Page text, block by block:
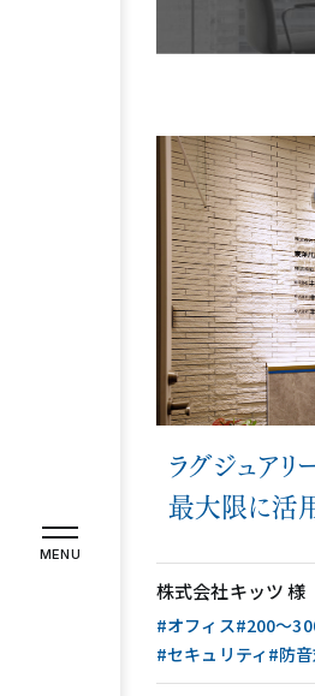
MENU
オフィ
オフィ
インタ
ラグジュアリ
最大限に活
株式会社キッツ 様
#オフィス#200〜
#セキュリティ #防